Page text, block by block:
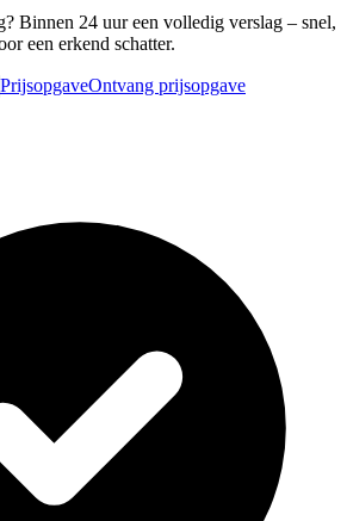
Binnen 24 uur een volledig verslag – snel,
een erkend schatter.
PrijsopgaveOntvang prijsopgave